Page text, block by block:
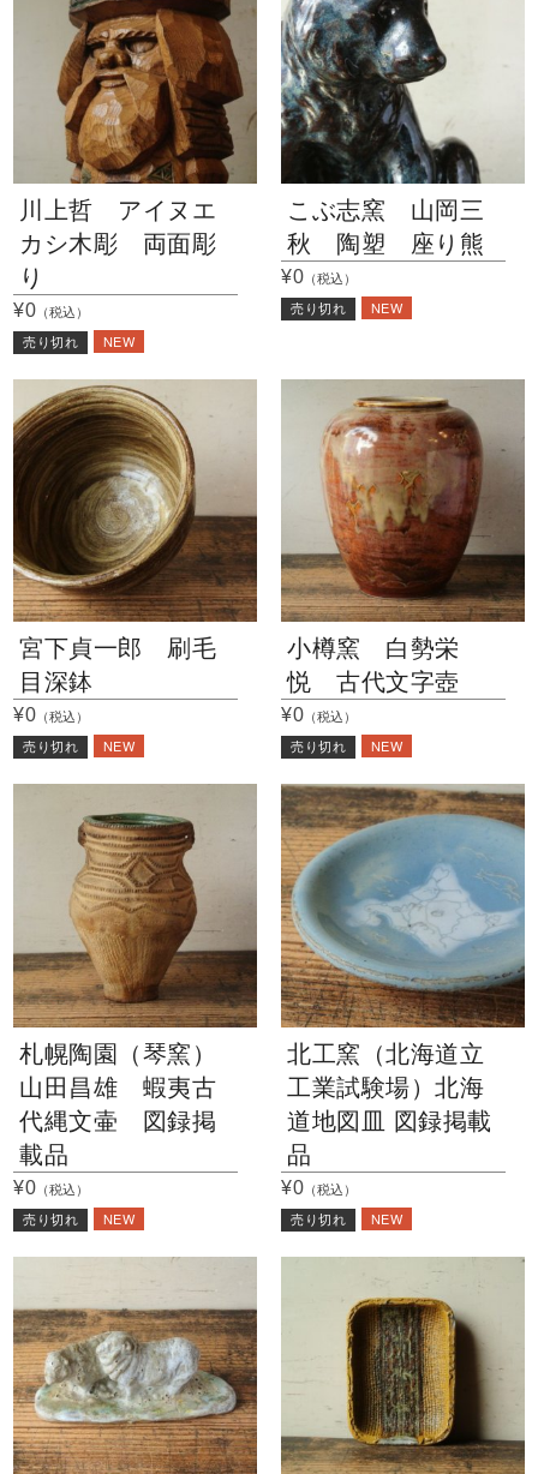
川上哲 アイヌエ
カシ木彫 両面彫
り
¥0 （税込）
売り切れ NEW
こぶ志窯 山岡三
秋 陶塑 座り熊
¥0 （税込）
売り切れ NEW
宮下貞一郎 刷毛
目深鉢
¥0 （税込）
売り切れ NEW
小樽窯 白勢栄
悦 古代文字壺
¥0 （税込）
売り切れ NEW
札幌陶園（琴窯）
山田昌雄 蝦夷古
代縄文壷 図録掲
載品
¥0 （税込）
売り切れ NEW
北工窯（北海道立
工業試験場）北海
道地図皿 図録掲載
品
¥0 （税込）
売り切れ NEW